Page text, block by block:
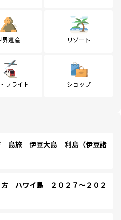
界遺産 リゾート
フライト ショップ
島旅 伊豆大島 利島（伊豆諸
ハワイ島 ２０２７～２０２